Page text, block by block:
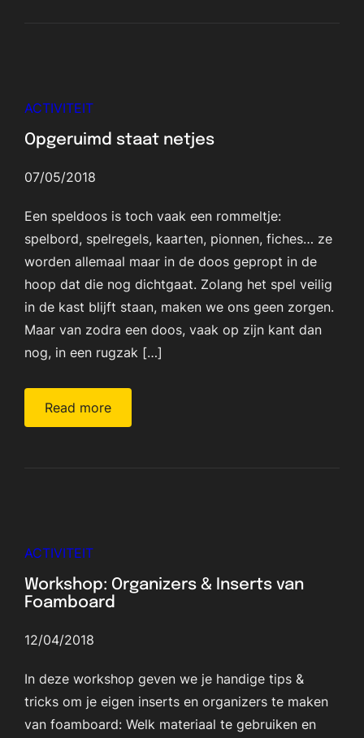
ACTIVITEIT
Opgeruimd staat netjes
07/05/2018
Een speldoos is toch vaak een rommeltje:
spelbord, spelregels, kaarten, pionnen, fiches… ze
worden allemaal maar in de doos gepropt in de
hoop dat die nog dichtgaat. Zolang het spel veilig
in de kast blijft staan, maken we ons geen zorgen.
Maar van zodra een doos, vaak op zijn kant dan
nog, in een rugzak […]
Read more
ACTIVITEIT
Workshop: Organizers & Inserts van
Foamboard
12/04/2018
In deze workshop geven we je handige tips &
tricks om je eigen inserts en organizers te maken
van foamboard: Welk materiaal te gebruiken en